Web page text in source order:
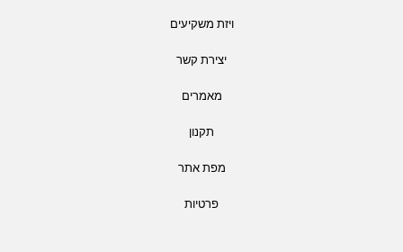
ויזת משקיעים
יצירת קשר
מאמרים
תקנון
מפת אתר
פרטיות